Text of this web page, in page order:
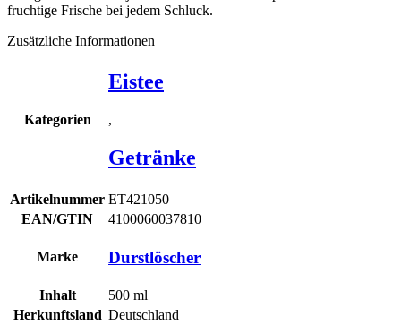
fruchtige Frische bei jedem Schluck.
Zusätzliche Informationen
Kategorien
Eistee
,
Getränke
Artikelnummer ET421050
EAN/GTIN
4100060037810
Marke Durstlöscher
Inhalt 500 ml
Herkunftsland Deutschland